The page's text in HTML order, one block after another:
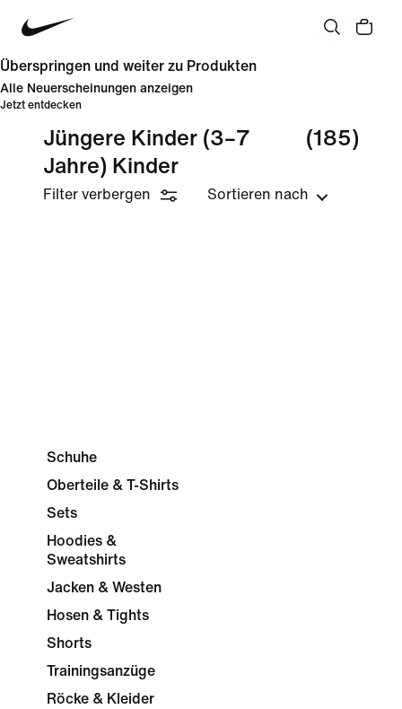
Überspringen und weiter zu Produkten
Alle Neuerscheinungen anzeigen
Jetzt entdecken
Jüngere Kinder (3–7
Jahre) Kinder
(185)
Filter verbergen Sortieren nach
Schuhe
Oberteile & T-Shirts
Sets
Hoodies &
Sweatshirts
Jacken & Westen
Hosen & Tights
Shorts
Trainingsanzüge
Röcke & Kleider